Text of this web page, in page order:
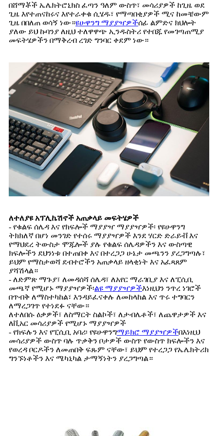
በሸማቾች ኤሌክትሮኒክስ ፈጣን ዓለም ውስጥ፣ መሳሪያዎች ከጊዜ ወደ
ጊዜ እየተጠናከሩና እየተራቀቁ ሲሄዱ፣ የማጣበቂያዎች ሚና ከመቼውም
ጊዜ በበለጠ ወሳኝ ነው።ዩሁዋንግ ማያያዣዎችሰፊ ልምድና ክህሎት
ያለው ይህ ኩባንያ ለዚህ ተለዋዋጭ ኢንዱስትሪ የተበጁ የመገጣጠሚያ
መፍትሄዎችን በማቅረብ ረገድ ግንባር ቀደም ነው።
ለተለያዩ አፕሊኬሽኖች አጠቃላይ መፍትሄዎች
- የቁልፍ ሰሌዳ እና የክፍሎች ማያያዣ ማያያዣዎች፡ የዩሁዋንግ
ትክክለኛ በሆነ መንገድ የተሰሩ ማያያዣዎች እንደ ሃርድ ድራይቭ እና
የማህደረ ትውስታ ሞጁሎች ያሉ የቁልፍ ሰሌዳዎችን እና ውስጣዊ
ክፍሎችን ደህንነቱ በተጠበቀ እና በተረጋጋ ሁኔታ መጫንን ያረጋግጣሉ፣
ይህም የማስታወሻ ደብተሮችን አጠቃላይ ዘላቂነት እና አፈጻጸም
ያሻሽላል።
- ለድምጽ ማጉያ፣ ለመዳሰሻ ሰሌዳ፣ ለአየር ማራገቢያ እና ለፒሲቢ
መጫኛ የሚሆኑ ማያያዣዎች፡ልዩ ማያያዣዎችእነዚህን ንጥረ ነገሮች
በጥብቅ ለማስተካከል፣ እንዳይፈናቀሉ ለመከላከል እና ጥሩ ተግባርን
ለማረጋገጥ የተነደፉ ናቸው።
ለተለበሱ ዕቃዎች፣ ለስማርት ስልኮች፣ ለታብሌቶች፣ ለጨዋታዎች እና
ለቪአር መሳሪያዎች የሚሆኑ ማያያዣዎች
- የክፍሉን እና የፒሲቢ አባሪ፡ የዩሁዋንግማይክሮ ማያያዣዎችበእነዚህ
መሳሪያዎች ውስጥ ባሉ ጥቃቅን ቦታዎች ውስጥ የውስጥ ክፍሎችን እና
የወረዳ ቦርዶችን ለመጠበቅ ፍጹም ናቸው፣ ይህም የተረጋጋ የኤሌክትሪክ
ግንኙነቶችን እና ሜካኒካል ታማኝነትን ያረጋግጣል።